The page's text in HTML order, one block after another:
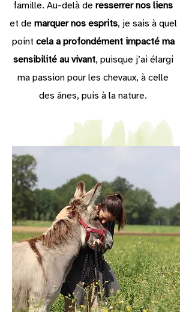
famille. Au-delà de resserrer nos liens
et de marquer nos esprits, je sais à quel
point cela a profondément impacté ma
sensibilité au vivant, puisque j’ai élargi
ma passion pour les chevaux, à celle
des ânes, puis à la nature.